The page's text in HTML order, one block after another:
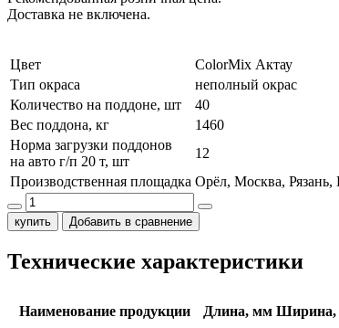
Доставка не включена.
Цвет
ColorMix Актау
Тип окраса
неполный окрас
Количество на поддоне, шт
40
Вес поддона, кг
1460
Норма загрузки поддонов
на авто г/п 20 т, шт
12
Производственная площадка Орёл, Москва,
купить Добавить в сравнение
Технические характеристики
Наименование продукции Длина, мм